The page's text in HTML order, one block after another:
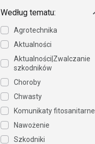
Według tematu:
Agrotechnika
Aktualności
Aktualności|Zwalczanie
szkodników
Choroby
Chwasty
Komunikaty fitosanitarne
Nawożenie
Szkodniki